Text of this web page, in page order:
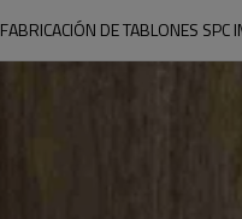
FABRICACIÓN DE TABLONES